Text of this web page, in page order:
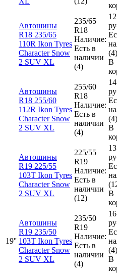
Автошины
R18 235/65
110R Ikon Tyres
Character Snow
2 SUV XL
235/65
R18
Наличие:
Есть в
наличии
(4)
(4)
В
Автошины
R18 255/60
112R Ikon Tyres
Character Snow
2 SUV XL
255/60
R18
Наличие:
Есть в
наличии
(4)
(4)
В
19''
Автошины
R19 225/55
103T Ikon Tyres
Character Snow
2 SUV XL
225/55
R19
Наличие:
Есть в
наличии
(12)
В
Автошины
R19 235/50
103T Ikon Tyres
Character Snow
2 SUV XL
235/50
R19
Наличие:
Есть в
наличии
(4)
(4)
В